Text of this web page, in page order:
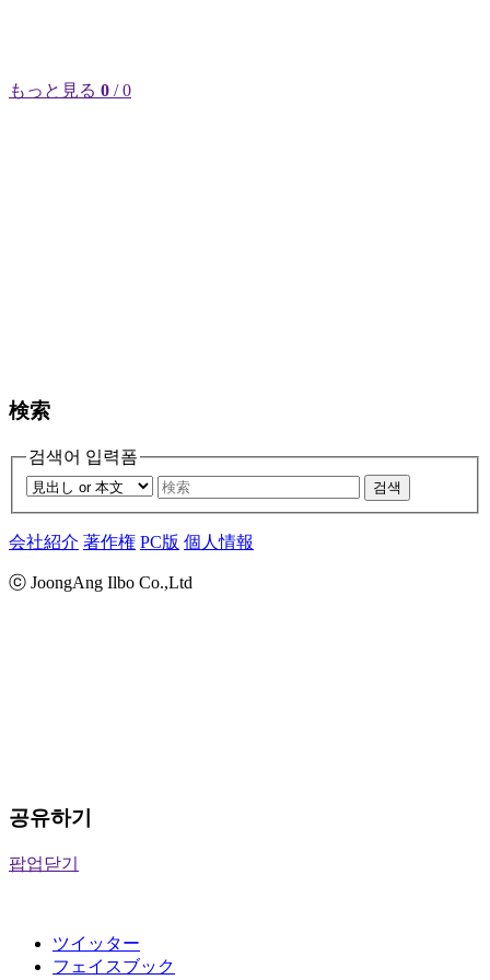
もっと見る 0 / 0
検索
검색어 입력폼
검색
会社紹介 著作権 PC版 個人情報
ⓒ JoongAng Ilbo Co.,Ltd
공유하기
팝업닫기
ツイッター
フェイスブック